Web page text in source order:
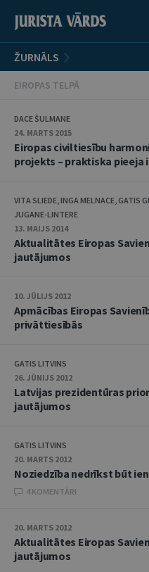
ŽURNĀLS
EIROPAS TELPĀ
DACE ŠULMANE
24. MARTS 2015
Eiropas civiltiesību
projekts – praktiska pieeja
VITA SLIEDE, INGA MELNACE, GATIS
JUGANE-LINTERE
13. MAIJS 2014
Aktualitātes Eiropas
jautājumos
10. JŪLIJS 2012
Apmācības Eiropas
privāttiesībās
GATIS LITVINS
26. JŪNIJS 2012
Latvijas prezidentūras
jautājumos
GATIS LITVINS
20. MARTS 2012
Noziedzība nedrīkst būt
4 KOMENTĀRI
20. MARTS 2012
Aktualitātes Eiropas
jautājumos